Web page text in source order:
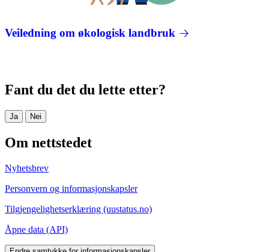
Veiledning om økologisk landbruk
Fant du det du lette etter?
Ja Nei
Om nettstedet
Nyhetsbrev
Personvern og informasjonskapsler
Tilgjengelighetserklæring (uustatus.no)
Åpne data (API)